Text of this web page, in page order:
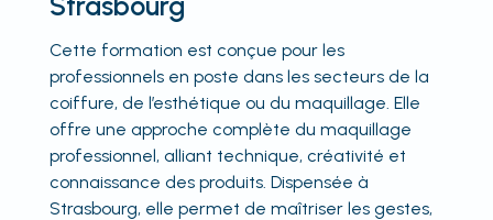
Cette formation est conçue pour les
professionnels en poste dans les secteurs de la
coiffure, de l’esthétique ou du maquillage. Elle
offre une approche complète du maquillage
professionnel, alliant technique, créativité et
connaissance des produits. Dispensée à
Strasbourg, elle permet de maîtriser les gestes,